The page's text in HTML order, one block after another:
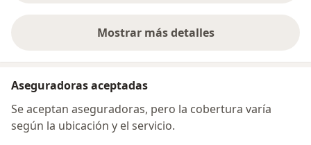
Mostrar más detalles
sobre la dirección
Aseguradoras aceptadas
Se aceptan aseguradoras, pero la cobertura varía
según la ubicación y el servicio.